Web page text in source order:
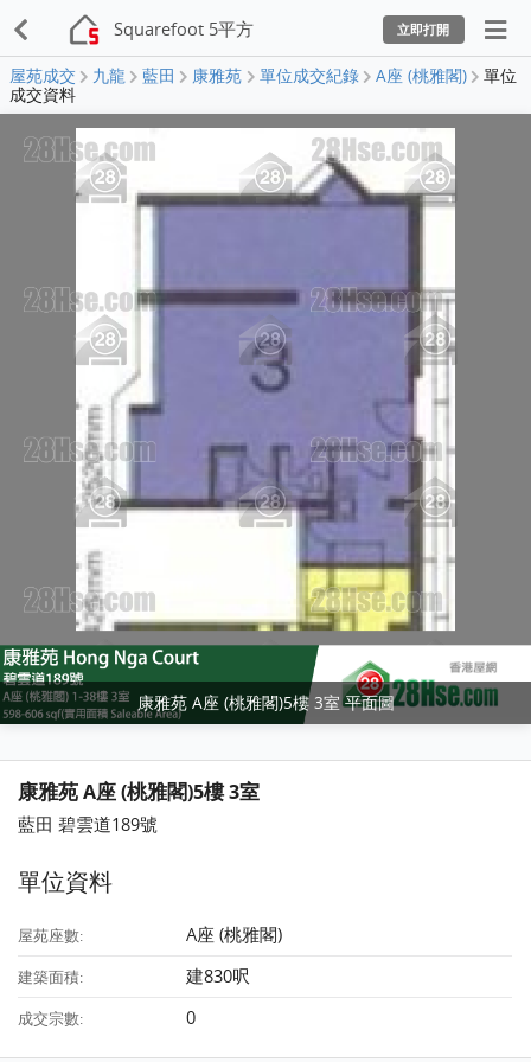
Squarefoot 5平方 立即打開
屋苑成交 九龍 藍田 康雅苑 單位成交紀錄 A座 (桃雅閣)
單位
成交資料
康雅苑 A座 (桃雅閣)5樓 3室 平面圖
康雅苑 A座 (桃雅閣)5樓 3室
藍田 碧雲道189號
單位資料
屋苑座數: A座 (桃雅閣)
建築面積: 建830呎
成交宗數: 0